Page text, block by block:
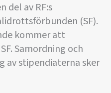
del av RF:s
(SF).
kommer att
Samordning och
av stipendiaterna sker